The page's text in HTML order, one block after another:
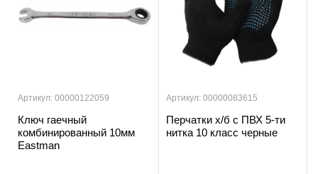
Артикул: 00000122059
Ключ гаечный
комбинированный 10мм
Eastman
Артикул: 00000083615
Перчатки х/б с ПВХ 5-ти
нитка 10 класс черные